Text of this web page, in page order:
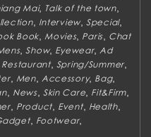
Mai, Talk of the town,
, Interview,Special,
Book Movies, Paris Chat
,Show, Eyewear, Ad
Restaurant, Spring/Summer
, Men, Accessory, Bag,
, News, Skin Care Fit&Firm
, Product, Event, Health,
, Footwear,